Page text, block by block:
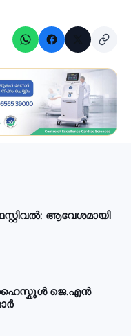
ആവേശമായി
ഹൈസ്കൂൾ ജെ.എൻ